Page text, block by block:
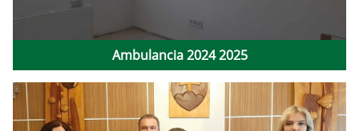
Ambulancia 2024 2025